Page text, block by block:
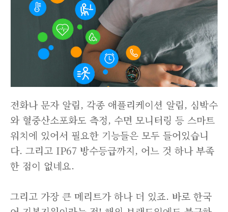
전화나 문자 알림, 각종 애플리케이션 알림, 심박수
와 혈중산소포화도 측정, 수면 모니터링 등 스마트
워치에 있어서 필요한 기능들은 모두 들어있습니
다. 그리고 IP67 방수등급까지, 어느 것 하나 부족
한 점이 없네요.
그리고 가장 큰 메리트가 하나 더 있죠. 바로 한국